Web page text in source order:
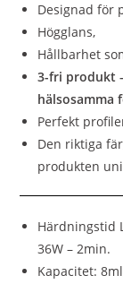
Designad för
Högglans,
Hållbarhet
3-fri produkt
hälsosamma
Perfekt
Den riktiga
produkten
Härdningstid
36W – 2min.
Kapacitet: